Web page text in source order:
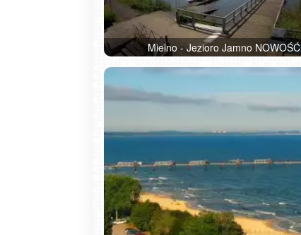
Mielno - Jezioro Jamno NOWOŚĆ